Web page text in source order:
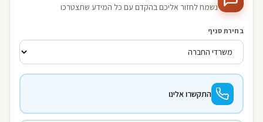
נשמח לחזור אליכם בהקדם עם כל המידע שתצטרכו
בחירת סניף
התקשרו אלינו